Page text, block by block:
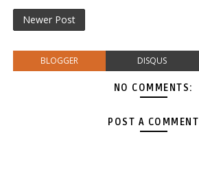
Newer Post
BLOGGER DISQUS
NO COMMENTS:
POST A COMMENT